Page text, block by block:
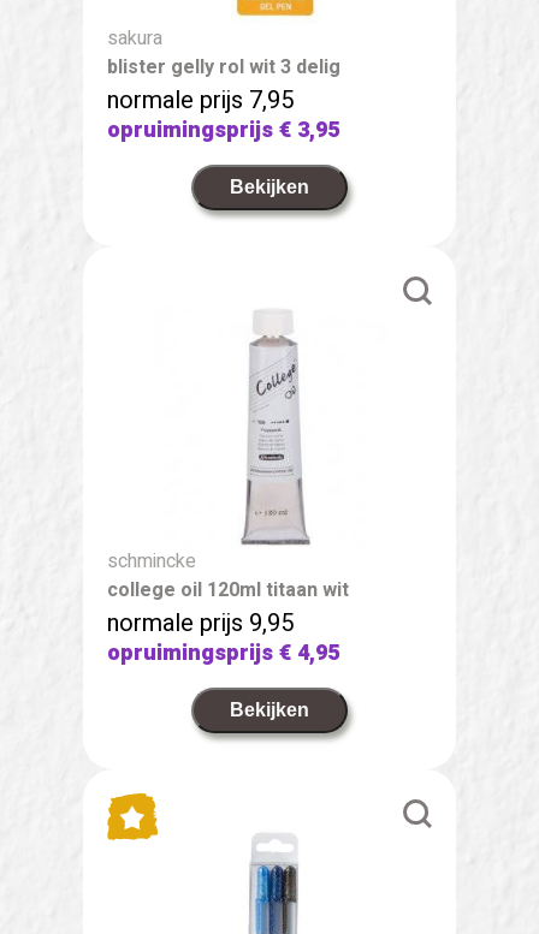
sakura
blister gelly rol wit 3 delig
normale prijs 7,95
opruimingsprijs€ 3,95
Bekijken
schmincke
college oil 120ml titaan wit
normale prijs 9,95
opruimingsprijs€ 4,95
Bekijken